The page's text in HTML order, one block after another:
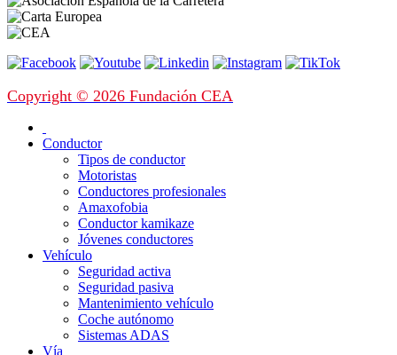
Copyright © 2026 Fundación CEA
Conductor
Tipos de conductor
Motoristas
Conductores profesionales
Amaxofobia
Conductor kamikaze
Jóvenes conductores
Vehículo
Seguridad activa
Seguridad pasiva
Mantenimiento vehículo
Coche autónomo
Sistemas ADAS
Vía